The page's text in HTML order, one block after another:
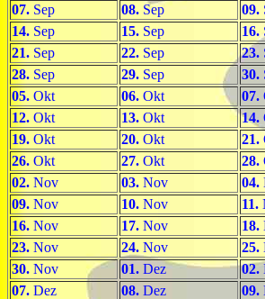
07. Sep 08. Sep 09.
14. Sep 15. Sep 16.
21. Sep 22. Sep 23.
28. Sep 29. Sep 30.
05. Okt 06. Okt 07.
12. Okt 13. Okt 14.
19. Okt 20. Okt 21.
26. Okt 27. Okt 28.
02. Nov 03. Nov 04.
09. Nov 10. Nov 11.
16. Nov 17. Nov 18.
23. Nov 24. Nov 25.
30. Nov 01. Dez 02.
07. Dez 08. Dez 09.